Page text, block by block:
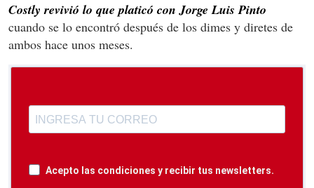
Costly revivió lo que platicó con Jorge Luis Pinto
cuando se lo encontró después de los dimes y diretes de
ambos hace unos meses.
Acepto las condiciones y recibir tus newsletters.